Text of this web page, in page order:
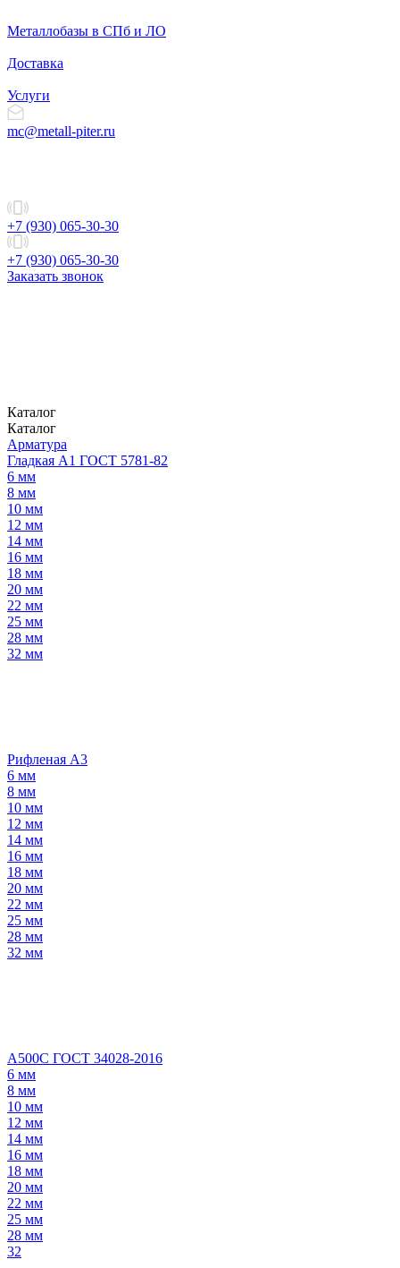
Металлобазы в СПб и ЛО
Доставка
Услуги
mc@metall-piter.ru
+7 (930) 065-30-30
+7 (930) 065-30-30
Заказать звонок
Каталог
Каталог
Арматура
Гладкая А1 ГОСТ 5781-82
6 мм
8 мм
10 мм
12 мм
14 мм
16 мм
18 мм
20 мм
22 мм
25 мм
28 мм
32 мм
Рифленая А3
6 мм
8 мм
10 мм
12 мм
14 мм
16 мм
18 мм
20 мм
22 мм
25 мм
28 мм
32 мм
А500С ГОСТ 34028-2016
6 мм
8 мм
10 мм
12 мм
14 мм
16 мм
18 мм
20 мм
22 мм
25 мм
28 мм
32